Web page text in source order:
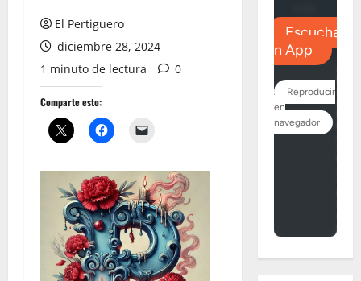
El Pertiguero
diciembre 28, 2024
1 minuto de lectura
0
Comparte esto: